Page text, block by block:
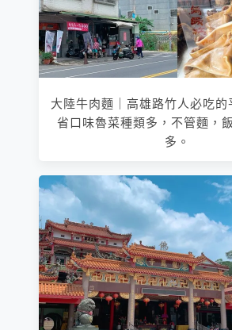
大陸牛肉麵｜高雄路竹人必吃的
省口味魯菜種類多，不管麵，
多。